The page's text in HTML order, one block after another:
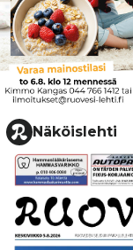
Näköislehti